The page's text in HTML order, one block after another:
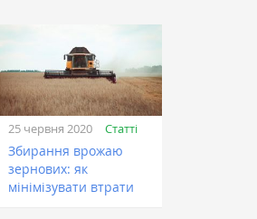
25 червня 2020 Статті
Збирання врожаю
зернових: як
мінімізувати втрати